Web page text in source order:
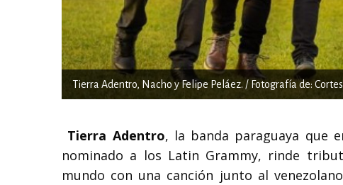
Tierra Adentro, Nacho y Felipe Peláez. / Fotografía de:
Tierra Adentro, la banda paraguaya que
nominado a los Latin Grammy, rinde
mundo con una canción junto al